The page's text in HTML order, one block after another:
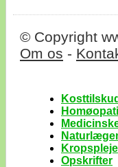
© Copyright
Om os -
Kosttilskud
Homøopati
Kropspleje
Opskrifter